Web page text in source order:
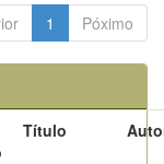
1 Póximo
Título